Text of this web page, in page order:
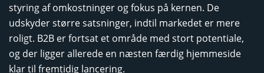
styring af omkostninger og fokus på kernen. De
udskyder større satsninger, indtil markedet er mere
roligt. B2B er fortsat et område med stort potentiale,
og der ligger allerede en næsten færdig hjemmeside
klar til fremtidig lancering.